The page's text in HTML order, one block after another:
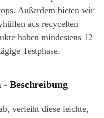
Außerdem bieten wir
aus recycelten
haben mindestens 12
Testphase.
Beschreibung
verleiht diese leichte,